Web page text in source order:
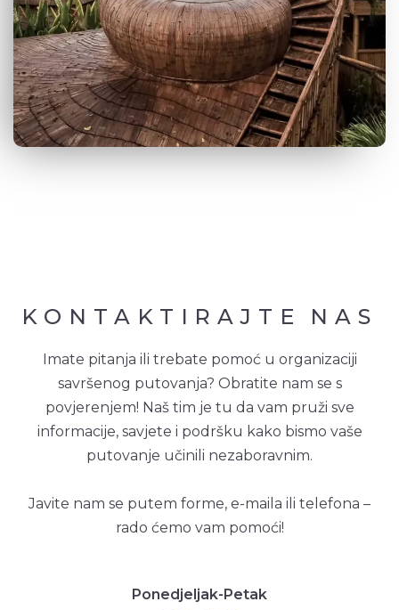
KONTAKTIRAJTE NAS
Imate pitanja ili trebate pomoć u organizaciji
savršenog putovanja? Obratite nam se s
povjerenjem! Naš tim je tu da vam pruži sve
informacije, savjete i podršku kako bismo vaše
putovanje učinili nezaboravnim.
Javite nam se putem forme, e-maila ili telefona –
rado ćemo vam pomoći!
Ponedjeljak-Petak